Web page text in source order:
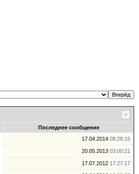
Последнее сообщение
17.04.2014 08:28:16
20.05.2013 03:00:21
17.07.2012 17:27:17